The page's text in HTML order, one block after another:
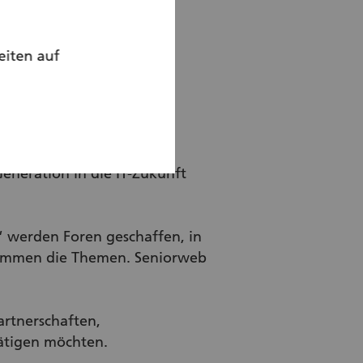
in die IT-Zukunft
Foren geschaffen, in
die Themen. Seniorweb
möchten.
auf